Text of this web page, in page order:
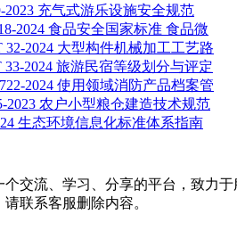
2023 充气式游乐设施安全规范
2024 食品安全国家标准 食品微
32-2024 大型构件机械加工工艺路
33-2024 旅游民宿等级划分与评定
2024 使用领域消防产品档案管
2023 农户小型粮仓建造技术规范
生态环境信息化标准体系指南
个交流、学习、分享的平台，致力
联系客服删除内容。